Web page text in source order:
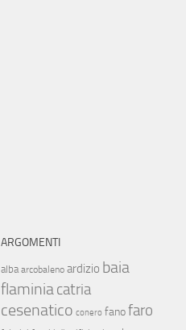
ARGOMENTI
alba arcobaleno ardizio baia
flaminia catria
cesenatico conero fanofaro